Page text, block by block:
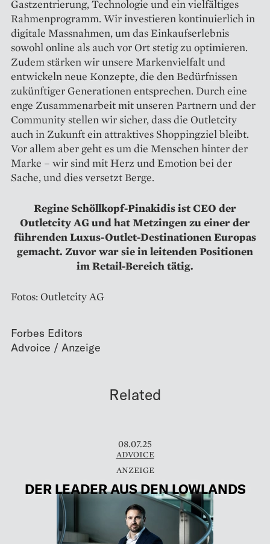
Gastzentrierung, Technologie und ein vielfältiges
Rahmenprogramm. Wir investieren kontinuierlich in
digitale Massnahmen, um das Einkaufs­erlebnis
sowohl online als auch vor Ort stetig zu optimieren.
Zudem stärken wir unsere Markenvielfalt und
entwickeln neue Konzepte, die den Bedürfnissen
zukünftiger Genera­tionen entsprechen. Durch eine
enge Zusammenarbeit mit unseren Partnern und der
Community stellen wir sicher, dass die Outletcity
auch in Zukunft ein attraktives Shoppingziel bleibt.
Vor allem aber geht es um die Menschen hinter der
Marke – wir sind mit Herz und Emotion bei der
Sache, und dies versetzt Berge.
Regine Schöllkopf-Pinakidis ist CEO der
Outletcity AG und hat Metzingen zu einer der
führenden Luxus-Outlet-Destinationen Europas
gemacht. Zuvor war sie in leitenden Positionen
im Retail-Bereich tätig.
Fotos: Outletcity AG
Forbes Editors
Related
08.07.25
ADVOICE
DER LEADER AUS DEN LOWLANDS